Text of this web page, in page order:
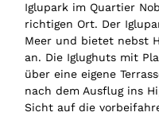
Iglupark im Quartier
richtigen Ort. Der
Meer und bietet nebst
an. Die Iglughuts mit
über eine eigene
nach dem Ausflug ins
Sicht auf die